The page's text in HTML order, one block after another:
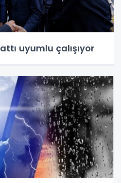
uyumlu çalışıyor